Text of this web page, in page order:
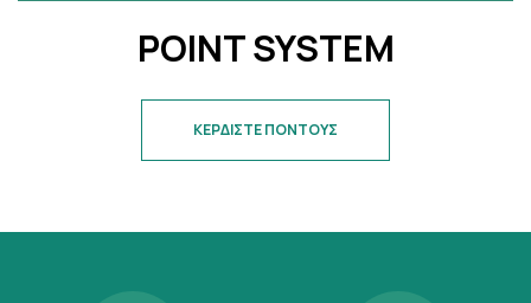
POINT SYSTEM
ΚΕΡΔΙΣΤΕ ΠΟΝΤΟΥΣ